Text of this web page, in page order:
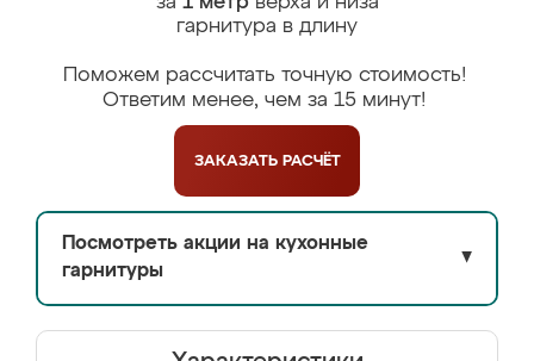
гарнитура в длину
Поможем рассчитать точную стоимость!
Ответим менее, чем за 15 минут!
ЗАКАЗАТЬ РАСЧЁТ
Посмотреть акции на кухонные
гарнитуры
▼